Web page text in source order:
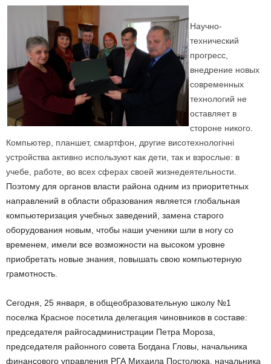
Научно-
технический
прогресс,
внедрение новых
современных
технологий не
оставляет в
стороне никого.
Компьютер, планшет, смартфон, другие висотехнологічні
устройства активно используют как дети, так и взрослые: в
учебе, работе, во всех сферах своей жизнедеятельности.
Поэтому для органов власти района одним из приоритетных
направлений в области образования является глобальная
компьютеризация учебных заведений, замена старого
оборудования новым, чтобы наши ученики шли в ногу со
временем, имели все возможности на высоком уровне
приобретать новые знания, повышать свою компьютерную
грамотность.
Сегодня, 25 января, в общеобразовательную школу №1
поселка Красное посетила делегация чиновников в составе:
председателя райгосадминистрации Петра Мороза,
председателя районного совета Богдана Гловы, начальника
финансового управления РГА Михаила Постолюка, начальника